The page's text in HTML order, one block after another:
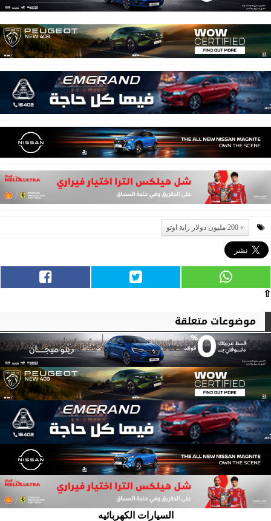
200 مليون دولار راية اوتو
⇧
موضوعات متعلقة
السيارات الكهربائيه